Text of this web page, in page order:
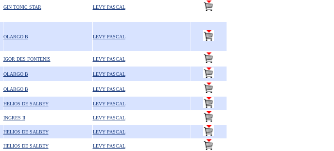
GIN TONIC STAR LEVY PASCAL
OLARGO B LEVY PASCAL
IGOR DES FONTENIS LEVY PASCAL
OLARGO B LEVY PASCAL
OLARGO B LEVY PASCAL
HELIOS DE SALBEY LEVY PASCAL
INGRES II LEVY PASCAL
HELIOS DE SALBEY LEVY PASCAL
HELIOS DE SALBEY LEVY PASCAL